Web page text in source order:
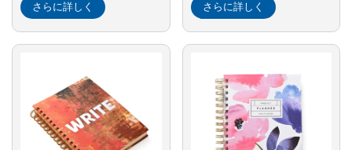
さらに詳しく
水性・環境配慮型紙使用
さらに詳しく